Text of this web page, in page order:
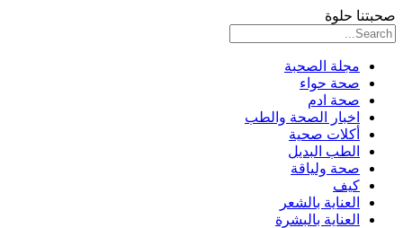
صحبتنا حلوة
مجلة الصحبة
صحة حواء
صحة ادم
اخبار الصحة والطب
أكلات صحية
الطب البديل
صحة ولياقة
كيف
العناية بالشعر
العناية بالبشرة